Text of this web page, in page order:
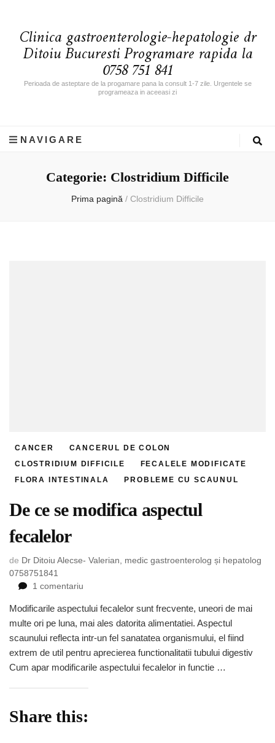
Clinica gastroenterologie-hepatologie dr
Ditoiu Bucuresti Programare rapida la
0758 751 841
Perioada de asteptare de la progamare pana la consult 1-7 zile. Urgentele se
programeaza in aceeasi zi
NAVIGARE
Categorie: Clostridium Difficile
Prima pagină / Clostridium Difficile
CANCER
CANCERUL DE COLON
CLOSTRIDIUM DIFFICILE
FECALELE MODIFICATE
FLORA INTESTINALA
PROBLEME CU SCAUNUL
De ce se modifica aspectul
fecalelor
de Dr Ditoiu Alecse- Valerian, medic gastroenterolog și hepatolog
0758751841
1 comentariu
ce
se
modifica
aspectul
fecalelor
Modificarile aspectului fecalelor sunt frecvente, uneori de mai
multe ori pe luna, mai ales datorita alimentatiei. Aspectul
scaunului reflecta intr-un fel sanatatea organismului, el fiind
extrem de util pentru aprecierea functionalitatii tubului digestiv
Cum apar modificarile aspectului fecalelor in functie …
Share this: